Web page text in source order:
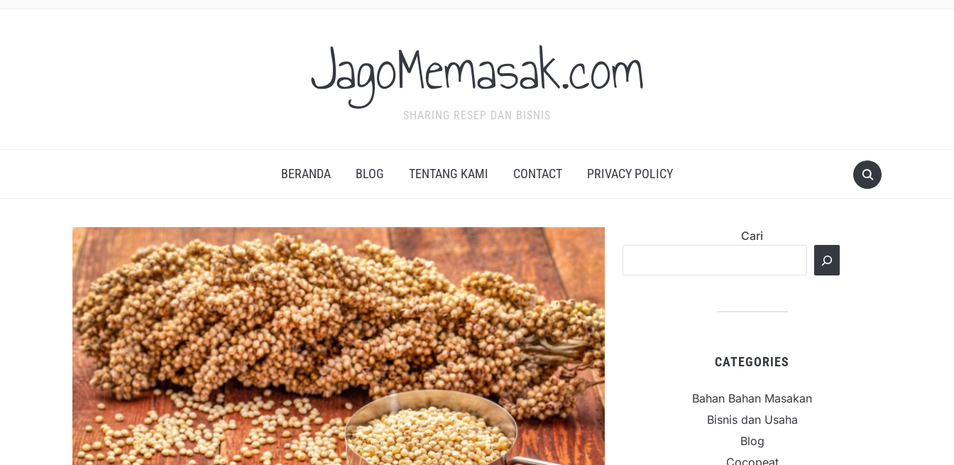
JagoMemasak.com
SHARING RESEP DAN BISNIS
BERANDA BLOG TENTANG KAMI CONTACT PRIVACY POLICY
Cari
CATEGORIES
Bahan Bahan Masakan
Bisnis dan Usaha
Blog
Cocopeat